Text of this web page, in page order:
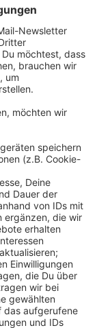
zu
Jahr
unterwegs
vom
das
Mal statt.